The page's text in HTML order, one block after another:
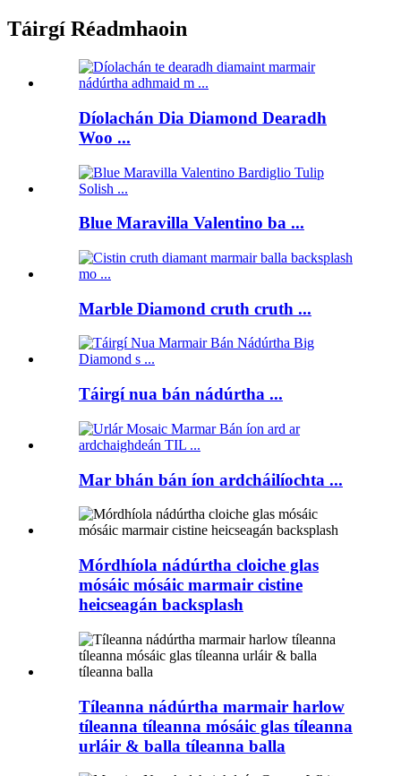
Táirgí Réadmhaoin
Díolachán Dia Diamond Dearadh
Woo ...
Blue Maravilla Valentino ba ...
Marble Diamond cruth cruth ...
Táirgí nua bán nádúrtha ...
Mar bhán bán íon ardcháilíochta ...
Mórdhíola nádúrtha cloiche glas
mósáic mósáic marmair cistine
heicseagán backsplash
Tíleanna nádúrtha marmair harlow
tíleanna tíleanna mósáic glas tíleanna
urláir & balla tíleanna balla